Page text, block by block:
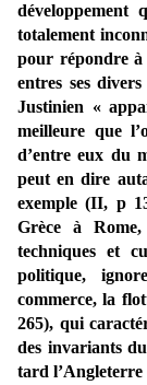
totalement
pour répondre à
entres ses
Justinien «
meilleure que
d’entre eux du
peut en dire
exemple (II, p
Grèce à
techniques et
politique,
commerce, la
265), qui
des invariants
tard l’Angleterre